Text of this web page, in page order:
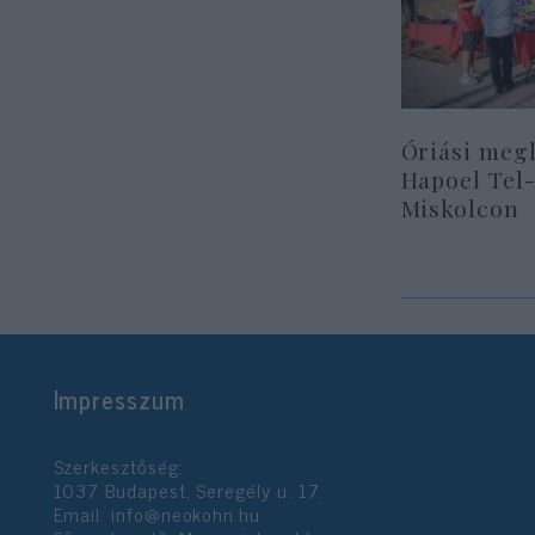
Óriási
Hapoel
Miskolcon
Impresszum
Szerkesztőség:
1037 Budapest, Seregély u. 17.
Email: info@neokohn.hu